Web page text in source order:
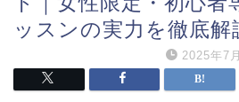
ッスンの実力を徹底解
2025年7